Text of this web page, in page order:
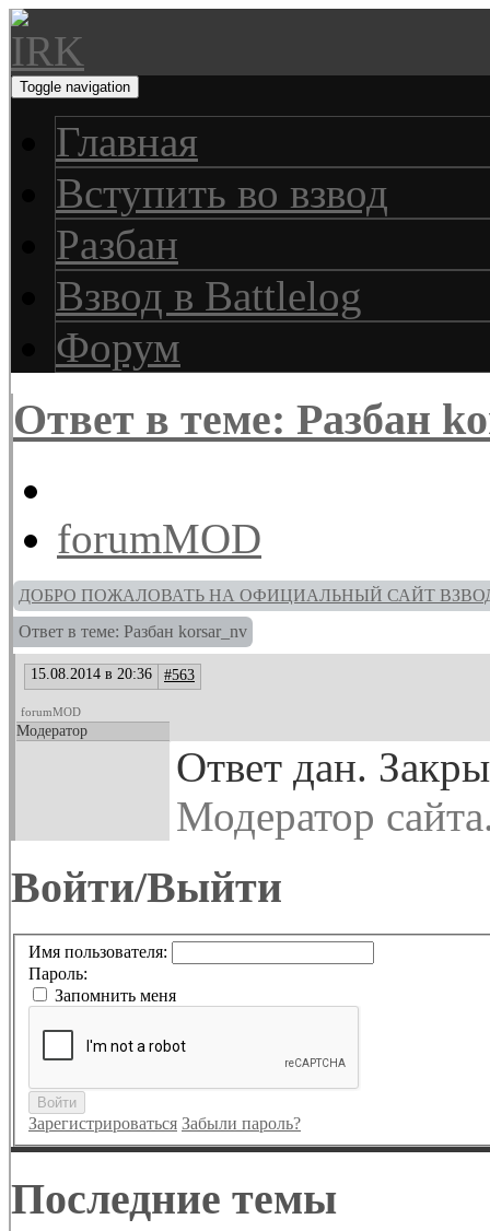
Toggle navigation
Главная
Вступить во взвод
Разбан
Взвод в Battlelog
Форум
Ответ в теме: Разбан
forumMOD
ДОБРО ПОЖАЛОВАТЬ НА ОФИЦИАЛЬНЫЙ САЙТ
Ответ в теме: Разбан korsar_nv
15.08.2014 в 20:36 #563
forumMOD
Модератор
Ответ дан.
Модератор
Войти/Выйти
Имя пользователя:
Пароль:
Запомнить меня
Войти
Зарегистрироваться Забыли пароль?
Последние темы